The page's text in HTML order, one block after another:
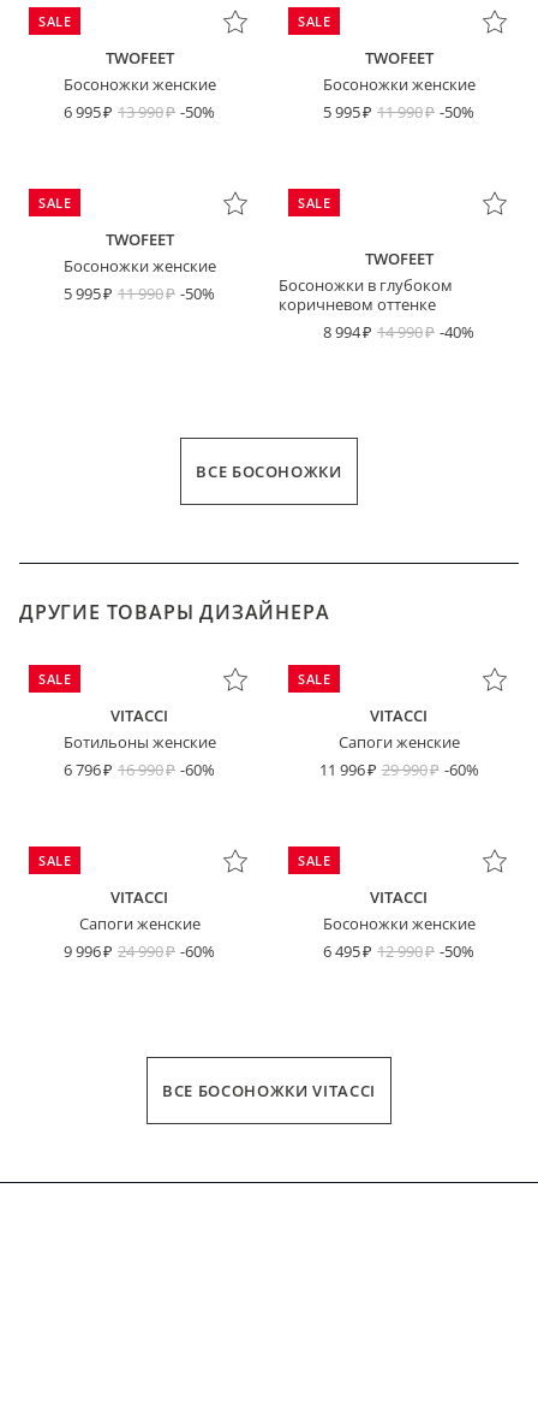
SALE
TWOFEET
Босоножки женские
6 995
13 990 -50%
SALE
TWOFEET
Босоножки женские
5 995
11 990 -50%
SALE
TWOFEET
Босоножки женские
5 995
11 990 -50%
SALE
TWOFEET
Босоножки в глубоком
коричневом оттенке
8 994
14 990 -40%
ВСЕ БОСОНОЖКИ
ДРУГИЕ ТОВАРЫ ДИЗАЙНЕРА
SALE
VITACCI
Ботильоны женские
6 796
16 990 -60%
SALE
VITACCI
Сапоги женские
11 996
29 990 -60%
SALE
VITACCI
Сапоги женские
9 996
24 990 -60%
SALE
VITACCI
Босоножки женские
6 495
12 990 -50%
ВСЕ БОСОНОЖКИ VITACCI